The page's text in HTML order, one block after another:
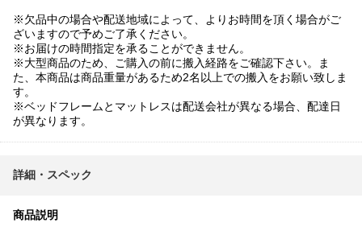
※欠品中の場合や配送地域によって、よりお時間を頂く場合がご
ざいますので予めご了承ください。
※お届けの時間指定を承ることができません。
※大型商品のため、ご購入の前に搬入経路をご確認下さい。ま
た、本商品は商品重量があるため2名以上での搬入をお願い致しま
す。
※ベッドフレームとマットレスは配送会社が異なる場合、配達日
が異なります。
詳細・スペック
商品説明